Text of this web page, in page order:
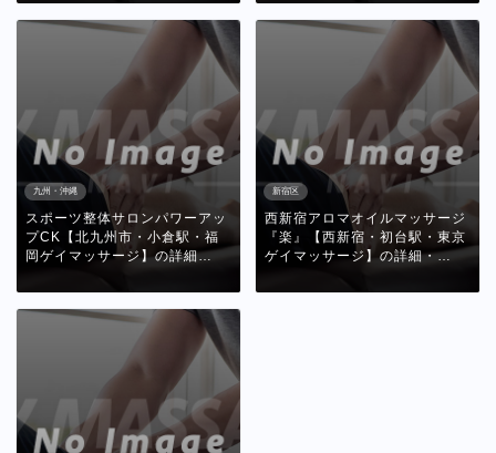
九州・沖縄
スポーツ整体サロンパワーアッ
プCK【北九州市・小倉駅・福
岡ゲイマッサージ】の詳細…
新宿区
西新宿アロマオイルマッサージ
『楽』【西新宿・初台駅・東京
ゲイマッサージ】の詳細・…